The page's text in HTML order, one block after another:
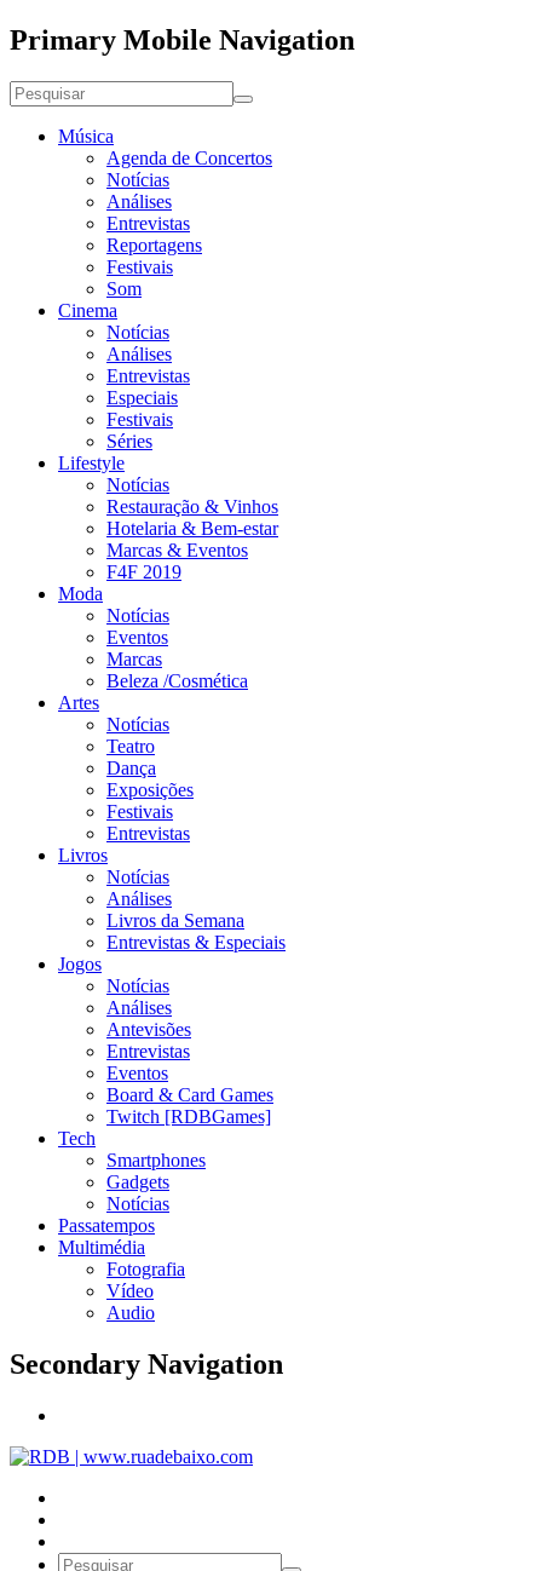
Primary Mobile Navigation
Música
Agenda de Concertos
Notícias
Análises
Entrevistas
Reportagens
Festivais
Som
Cinema
Notícias
Análises
Entrevistas
Especiais
Festivais
Séries
Lifestyle
Notícias
Restauração & Vinhos
Hotelaria & Bem-estar
Marcas & Eventos
F4F 2019
Moda
Notícias
Eventos
Marcas
Beleza /Cosmética
Artes
Notícias
Teatro
Dança
Exposições
Festivais
Entrevistas
Livros
Notícias
Análises
Livros da Semana
Entrevistas & Especiais
Jogos
Notícias
Análises
Antevisões
Entrevistas
Eventos
Board & Card Games
Twitch [RDBGames]
Tech
Smartphones
Gadgets
Notícias
Passatempos
Multimédia
Fotografia
Vídeo
Audio
Secondary Navigation